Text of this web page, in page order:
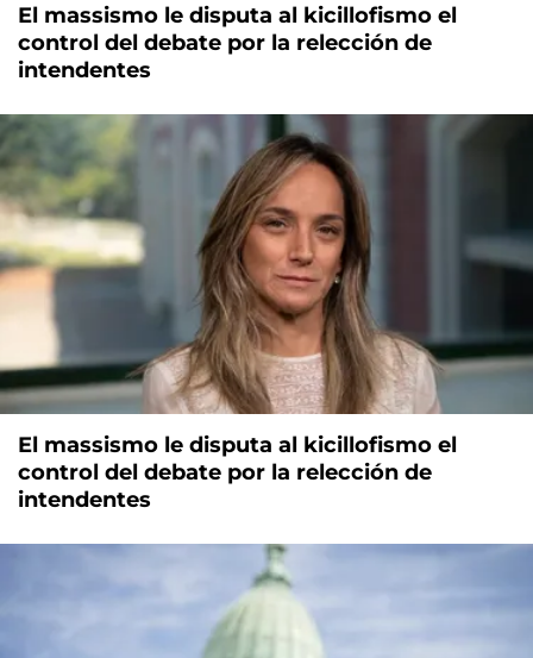
El massismo le disputa al kicillofismo el
control del debate por la relección de
intendentes
El massismo le disputa al kicillofismo el
control del debate por la relección de
intendentes